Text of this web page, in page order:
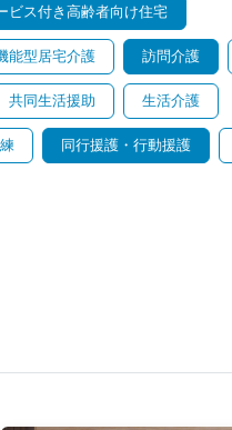
ビス付き高齢者向け住宅
能型居宅介護 訪問介護
共同生活援助 生活介護
同行援護・行動援護